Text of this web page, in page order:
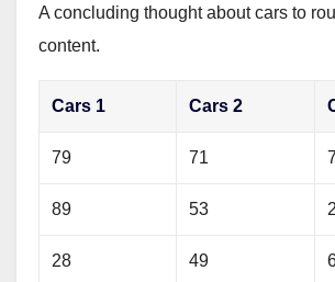
A concluding thought about cars to
content.
Cars 1 Cars 2
79 71
89 53 2
28 49